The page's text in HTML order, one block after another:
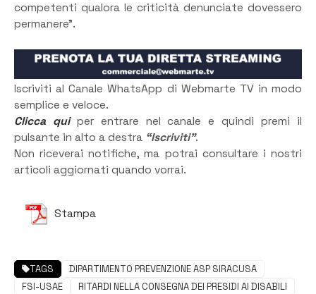
competenti qualora le criticità denunciate dovessero
permanere”.
Iscriviti al Canale WhatsApp di Webmarte TV in modo
semplice e veloce.
Clicca quiper entrare nel canale e quindi premi il
pulsante in alto a destra “Iscriviti”.
Non riceverai notifiche, ma potrai consultare i nostri
articoli aggiornati quando vorrai.
Stampa
TAGS
DIPARTIMENTO PREVENZIONE ASP SIRACUSA
FSI-USAE
RITARDI NELLA CONSEGNA DEI PRESIDI AI DISABILI